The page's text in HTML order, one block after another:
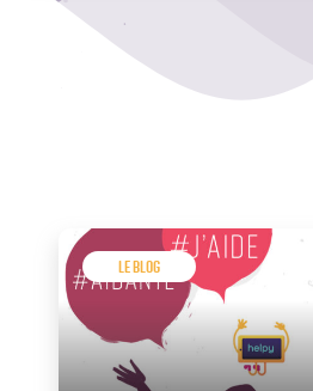
Le Blog